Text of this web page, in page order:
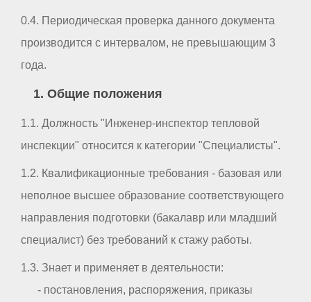
0.4. Периодическая проверка данного документа
производится с интервалом, не превышающим 3
года.
1. Общие положения
1.1. Должность "Инженер-инспектор тепловой
инспекции" относится к категории "Специалисты".
1.2. Квалификационные требования - базовая или
неполное высшее образование соответствующего
направления подготовки (бакалавр или младший
специалист) без требований к стажу работы.
1.3. Знает и применяет в деятельности:
- постановления, распоряжения, приказы